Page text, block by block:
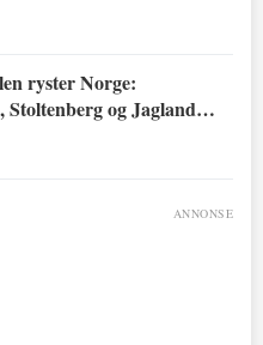
ryster Norge:
Stoltenberg og Jagland
ANNONSE